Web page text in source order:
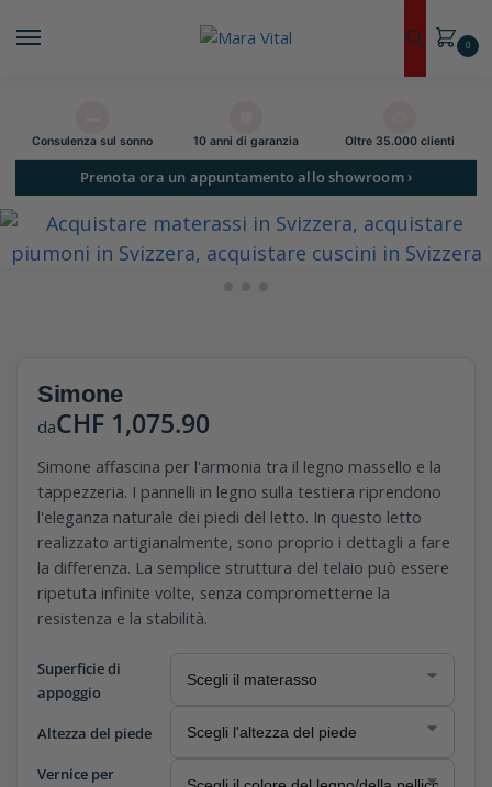
0
Consulenza sul sonno 10 anni di garanzia Oltre 35.000 clienti
Prenota ora un appuntamento allo showroom ›
Simone
daCHF 1,075.90
Simone affascina per l'armonia tra il legno massello e la
tappezzeria. I pannelli in legno sulla testiera riprendono
l'eleganza naturale dei piedi del letto. In questo letto
realizzato artigianalmente, sono proprio i dettagli a fare
la differenza. La semplice struttura del telaio può essere
ripetuta infinite volte, senza comprometterne la
resistenza e la stabilità.
Superficie di
appoggio
Altezza del piede
Vernice per